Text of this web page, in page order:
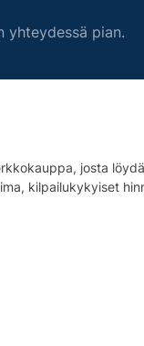
yhteydessä pian.
josta
kilpailukykyiset